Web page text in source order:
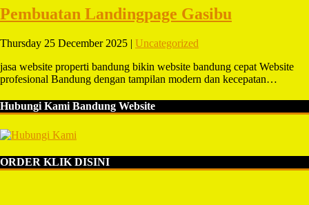
Pembuatan Landingpage Gasibu
Thursday 25 December 2025 | Uncategorized
jasa website properti bandung bikin website bandung cepat Website
profesional Bandung dengan tampilan modern dan kecepatan…
Hubungi Kami Bandung Website
ORDER KLIK DISINI